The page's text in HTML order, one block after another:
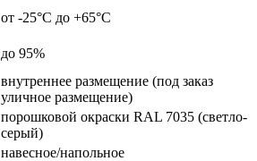
от -25°C до +65°C
до 95%
внутреннее размещение (под заказ
уличное размещение)
порошковой окраски RAL 7035 (светло-
серый)
навесное/напольное